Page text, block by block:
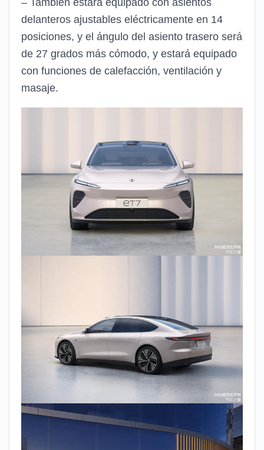
– También estará equipado con asientos
delanteros ajustables eléctricamente en 14
posiciones, y el ángulo del asiento trasero será
de 27 grados más cómodo, y estará equipado
con funciones de calefacción, ventilación y
masaje.